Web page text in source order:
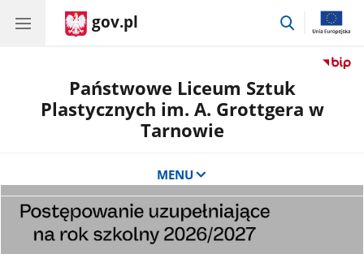
gov.pl
przejdź
Państwowe Liceum Sztuk
Plastycznych im. A. Grottgera w
Tarnowie
MENU
Banner